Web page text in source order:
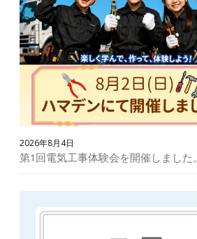
2026年8月4日
第1回電気工事体験会を開催しました。